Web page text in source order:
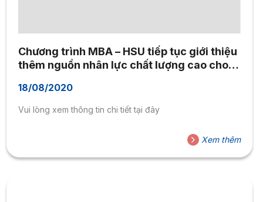
Chương trình MBA – HSU tiếp tục giới thiệu
thêm nguồn nhân lực chất lượng cao cho
18/08/2020
Vui lòng xem thông tin chi tiết tại đây
Xem thêm